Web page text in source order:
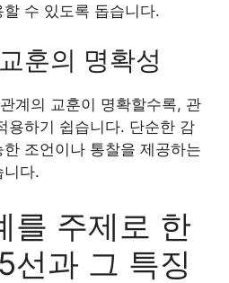
수 있도록 돕습니다.
훈의 명확성
계의 교훈이 명확할수록, 관
용하기 쉽습니다. 단순한 감
조언이나 통찰을 제공하는
니다.
를 주제로 한
선과 그 특징